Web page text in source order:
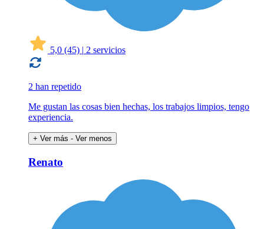
5,0 (45) | 2 servicios
2 han repetido
Me gustan las cosas bien hechas, los trabajos limpios, tengo
experiencia.
+ Ver más - Ver menos
Renato